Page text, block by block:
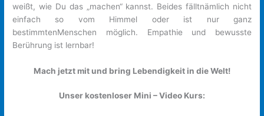
weißt, wie Du das „machen“ kannst. Beides fälltnämlich nicht
einfach so vom Himmel oder ist nur ganz
bestimmtenMenschen möglich. Empathie und bewusste
Berührung ist lernbar!
Mach jetzt mit und bring Lebendigkeit in die Welt!
Unser kostenloser Mini – Video Kurs: